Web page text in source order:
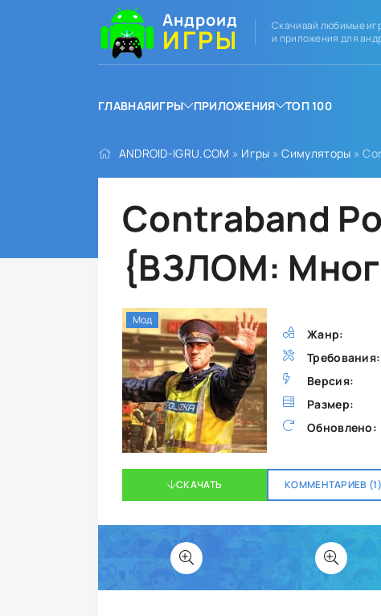
Андроид
ИГРЫ
Скачивай любимые
и приложения для
ГЛАВНАЯИГРЫ ПРИЛОЖЕНИЯ ТОП 100
ANDROID-IGRU.COM » Игры »Симуляторы »
Contraband
{ВЗЛОМ:
Жанр:
Требования:
Версия:
Размер:
Обновлено:
СКАЧАТЬ КОММЕНТАРИЕВ (1)
Мод